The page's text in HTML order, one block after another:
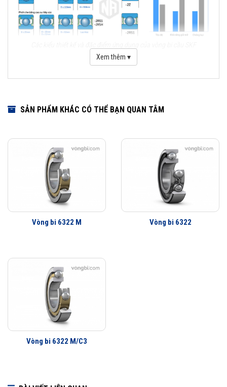
Những cải tiến quan trọng đối với vòng bi cầu SKF Explorer
Sử dụng vật liệu mới
Phớt che chắn thế hệ mới
Lợi ích của những cải tiến đối với vòng bi cầu SKF Explorer
Vòng bi làm việc êm hơn
Ít rung động hơn
Tuổi thọ vòng bi cao hơn
Khả năng che chắn tốt hơn
Xem thêm ▾
SẢN PHẨM KHÁC CÓ THỂ BẠN QUAN TÂM
Vòng bi 6322 M Vòng bi 6322
Vòng bi 6322 M/C3